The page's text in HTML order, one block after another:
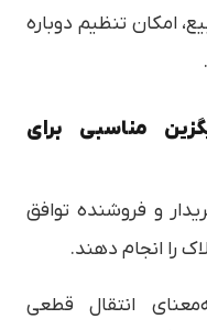
امکان تنظیم دوباره
مناسبی برای
و فروشنده توافق
را انجام دهند.
انتقال قطعی